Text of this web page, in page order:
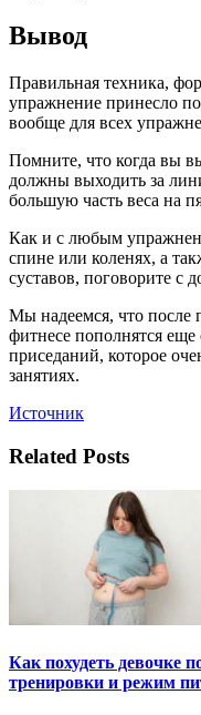
Вывод
Правильная техника,
упражнение принесло
вообще для всех
Помните, что когда вы
должны выходить за
большую часть веса на
Как и с любым
спине или коленях, а
суставов, поговорите с
Мы надеемся, что после
фитнесе пополнятся
приседаний, которое
занятиях.
Источник
Related Posts
Как похудеть девочке
тренировки и режим